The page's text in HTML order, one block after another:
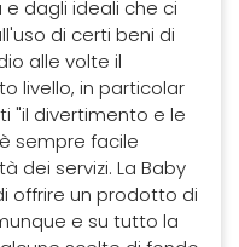
dagli ideali che ci
di certi beni di
alle volte il
livello, in particolar
"il divertimento e le
sempre facile
dei servizi. La Baby
offrire un prodotto di
e su tutto la